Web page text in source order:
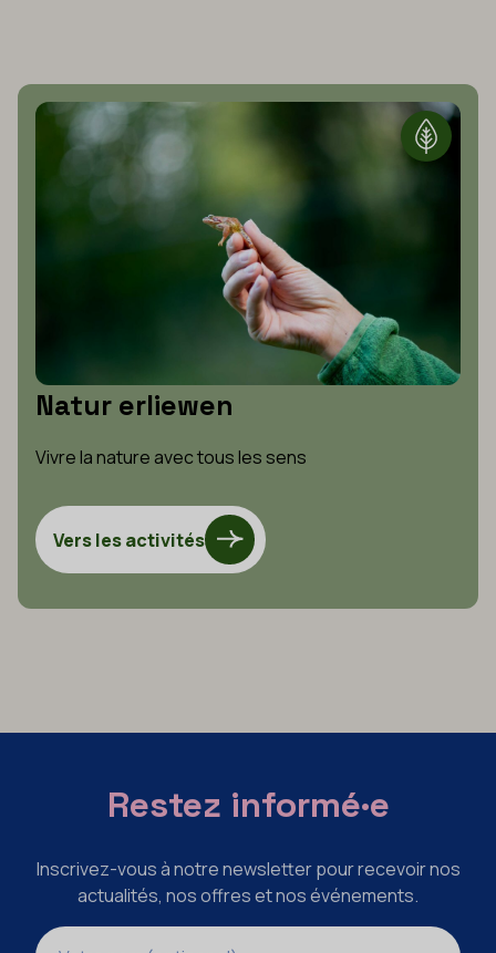
Natur erliewen
Vivre la nature avec tous les sens
Vers les activités
Restez informé·e
Inscrivez-vous à notre newsletter pour recevoir nos
actualités, nos offres et nos événements.
Nom
Adresse e-mail